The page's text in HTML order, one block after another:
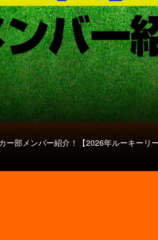
ー部メンバー紹介！【2026年ルーキーリ